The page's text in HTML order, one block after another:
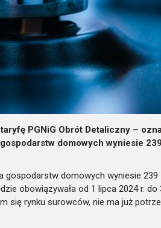
PGNiG Obrót Detaliczny –
domowych wyniesie
domowych wyniesie 239
obowiązywała od 1 lipca 2024 r. do
się rynku surowców, nie ma już